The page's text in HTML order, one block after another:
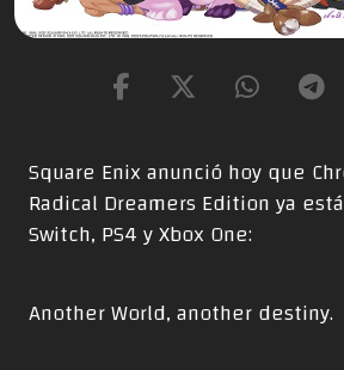
Square Enix anunció hoy que
Radical Dreamers Edition ya
Switch, PS4 y Xbox One:
Another World, another destiny.